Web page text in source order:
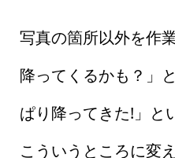
写真の箇所以外を作
降ってくるかも？」
ぱり降ってきた!」と
こういうところに変